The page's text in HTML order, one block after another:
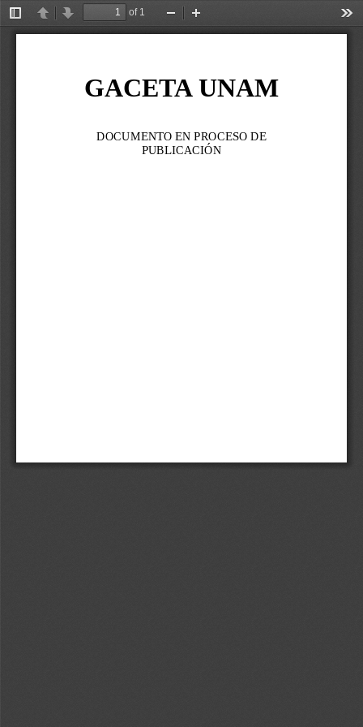
Toggle
Sidebar
PreviousNext
of 1
Zoom
Out
In
GACETA UNAM
DOCUMENTO EN PROCESO DE
PUBLICACIÓN